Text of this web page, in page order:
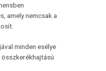
amely nemcsak a
minden esélye